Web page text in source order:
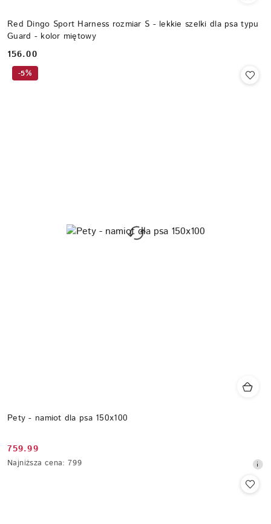
Red Dingo Sport Harness rozmiar S - lekkie szelki dla psa typu
Guard - kolor miętowy
Cena:
156.00
Pety - namiot dla psa 150x100
Cena
promocyjna:
759.99
Najniższa
Najniższa cena: 799
-5%